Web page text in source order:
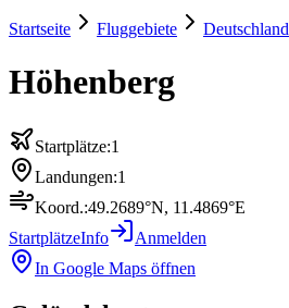
Startseite Fluggebiete Deutschland
Höhenberg
Startplätze:1
Landungen:1
Koord.:49.2689°N, 11.4869°E
StartplätzeInfo
Anmelden
In Google Maps öffnen